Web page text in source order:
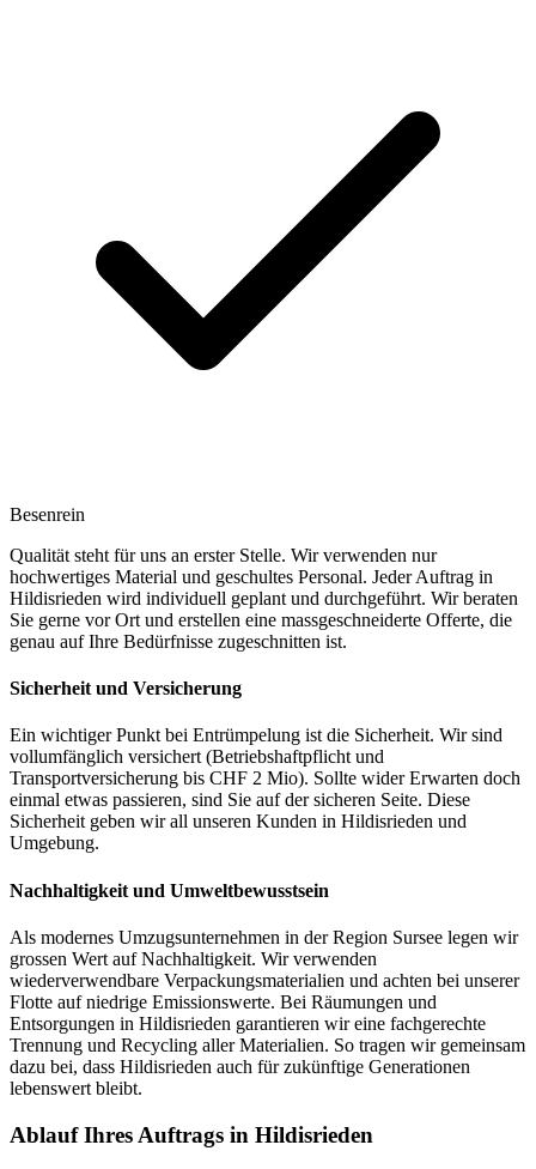
Besenrein
Qualität steht für uns an erster Stelle. Wir verwenden nur
hochwertiges Material und geschultes Personal. Jeder Auftrag in
Hildisrieden wird individuell geplant und durchgeführt. Wir beraten
Sie gerne vor Ort und erstellen eine massgeschneiderte Offerte, die
genau auf Ihre Bedürfnisse zugeschnitten ist.
Sicherheit und Versicherung
Ein wichtiger Punkt bei Entrümpelung ist die Sicherheit. Wir sind
vollumfänglich versichert (Betriebshaftpflicht und
Transportversicherung bis CHF 2 Mio). Sollte wider Erwarten doch
einmal etwas passieren, sind Sie auf der sicheren Seite. Diese
Sicherheit geben wir all unseren Kunden in Hildisrieden und
Umgebung.
Nachhaltigkeit und Umweltbewusstsein
Als modernes Umzugsunternehmen in der Region Sursee legen wir
grossen Wert auf Nachhaltigkeit. Wir verwenden
wiederverwendbare Verpackungsmaterialien und achten bei unserer
Flotte auf niedrige Emissionswerte. Bei Räumungen und
Entsorgungen in Hildisrieden garantieren wir eine fachgerechte
Trennung und Recycling aller Materialien. So tragen wir gemeinsam
dazu bei, dass Hildisrieden auch für zukünftige Generationen
lebenswert bleibt.
Ablauf Ihres Auftrags in Hildisrieden